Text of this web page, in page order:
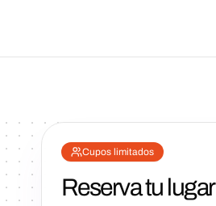
Cupos limitados
Reserva tu lugar